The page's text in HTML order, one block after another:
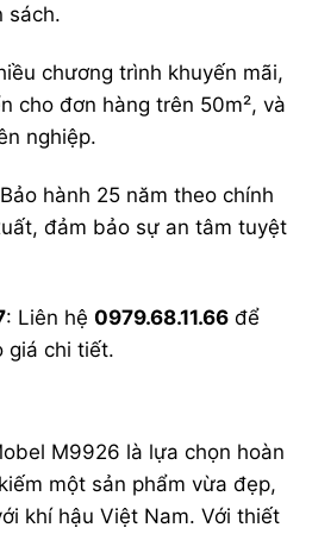
sách.
chương trình khuyến mãi,
cho đơn hàng trên 50m², và
nghiệp.
hành 25 năm theo chính
đảm bảo sự an tâm tuyệt
: Liên hệ0979.68.11.66 để
giá chi tiết.
M9926 là lựa chọn hoàn
một sản phẩm vừa đẹp,
khí hậu Việt Nam. Với thiết